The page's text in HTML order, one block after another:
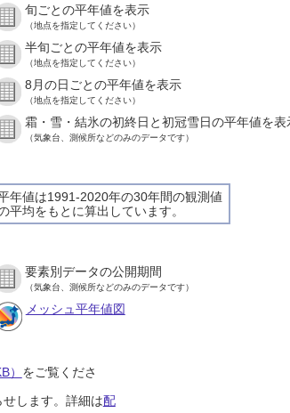
旬ごとの平年値を表示
（地点を指定してください）
半旬ごとの平年値を表示
（地点を指定してください）
8月の日ごとの平年値を表示
（地点を指定してください）
霜・雪・結氷の初終日と初冠雪日の平年値を表
（気象台、測候所などのみのデータです）
年値は1991-2020年の30年間の観測値
平均をもとに算出しています。
要素別データの公開期間
（気象台、測候所などのみのデータです）
メッシュ平年値図
） をご覧くださ
します。詳細は配